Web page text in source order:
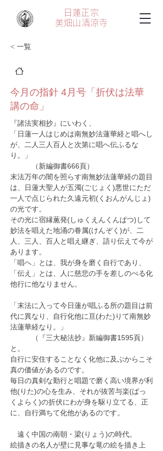
日蓮正宗
美畑山 清涼寺
< 一覧
今月の指針 4月号「折伏は法華
講の命」
『諸法実相抄』にいわく、
「日蓮一人はじめは南無妙法蓮華経と唱へし
が、二人三人百人と次第に唱へ伝ふるな
り。」
（新編御書666頁）
末法万年の闇を照らす南無妙法蓮華経の題目
は、日蓮大聖人が五濁(ごじょく)悪世にただ
一人で点じられた久遠元初(くおんがんじょ)
の光です。
その光に宿縁薫発(しゅくえんくんぱつ)して
妙法を唱えた地涌の眷属(けんぞく)が、二
人、三人、百人と唱え継ぎ、語り伝えて今が
あります。
「唱へ」とは、我が身を磨く自行であり、
「伝え」とは、人に慈悲の手を差しのべる化
他行に他なりません。
「末法に入って今日蓮が唱ふる所の題目は前
代に異なり、自行化他に亘(わた)りて南無妙
法蓮華経なり。」
（『三大秘法抄』新編御書1595頁）
と。
自行に安住することなく化他に及ぶからこそ
真の価値があるのです。
毎日の真剣な勤行と唱題で磨く高い境界が利
他(りた)の心を生み、それが抜苦与楽(ばっ
くよらく)の折伏にわが身を駆り立てる、正
に、自行満ちて化他があるのです。
遠く中国の南朝・梁(りょう)の時代。
絵描きの名人が壁に見事な竜の絵を描き上